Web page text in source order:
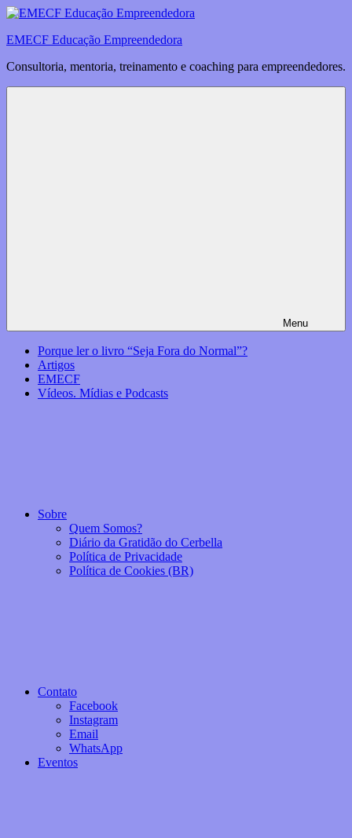
Saltar
o
EMECF Educação Empreendedora
Consultoria, mentoria, treinamento e coaching para empreendedores.
Menu
Porque ler o livro “Seja Fora do Normal”?
Artigos
EMECF
Vídeos. Mídias e Podcasts
Sobre
Quem Somos?
Diário da Gratidão do Cerbella
Política de Privacidade
Política de Cookies (BR)
Contato
Facebook
Instagram
Email
WhatsApp
Eventos